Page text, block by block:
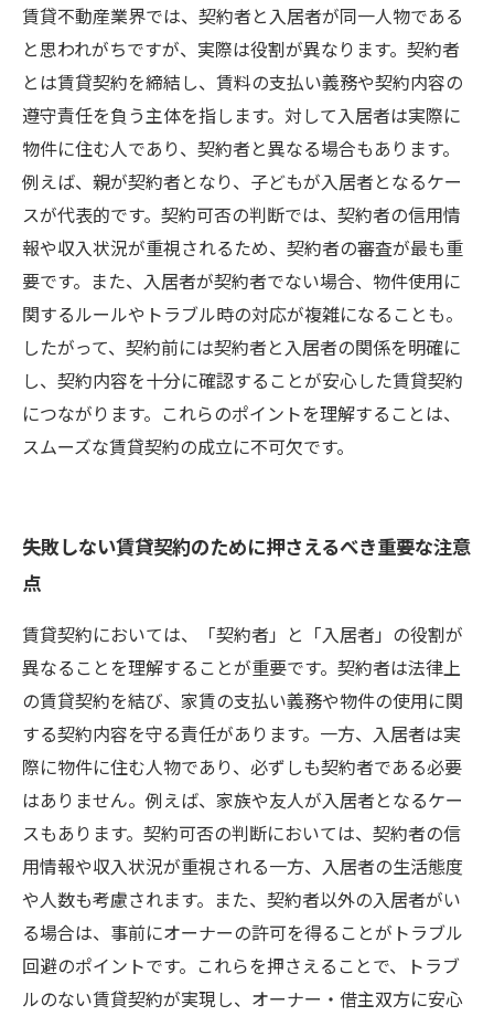
賃貸不動産業界では、契約者と入居者が同一人物である
と思われがちですが、実際は役割が異なります。契約者
とは賃貸契約を締結し、賃料の支払い義務や契約内容の
遵守責任を負う主体を指します。対して入居者は実際に
物件に住む人であり、契約者と異なる場合もあります。
例えば、親が契約者となり、子どもが入居者となるケー
スが代表的です。契約可否の判断では、契約者の信用情
報や収入状況が重視されるため、契約者の審査が最も重
要です。また、入居者が契約者でない場合、物件使用に
関するルールやトラブル時の対応が複雑になることも。
したがって、契約前には契約者と入居者の関係を明確に
し、契約内容を十分に確認することが安心した賃貸契約
につながります。これらのポイントを理解することは、
スムーズな賃貸契約の成立に不可欠です。
失敗しない賃貸契約のために押さえるべき重要な注意
点
賃貸契約においては、「契約者」と「入居者」の役割が
異なることを理解することが重要です。契約者は法律上
の賃貸契約を結び、家賃の支払い義務や物件の使用に関
する契約内容を守る責任があります。一方、入居者は実
際に物件に住む人物であり、必ずしも契約者である必要
はありません。例えば、家族や友人が入居者となるケー
スもあります。契約可否の判断においては、契約者の信
用情報や収入状況が重視される一方、入居者の生活態度
や人数も考慮されます。また、契約者以外の入居者がい
る場合は、事前にオーナーの許可を得ることがトラブル
回避のポイントです。これらを押さえることで、トラブ
ルのない賃貸契約が実現し、オーナー・借主双方に安心